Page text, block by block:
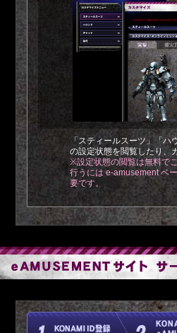
「スティールスーツ」「
の設定状態を閲覧したり、
※設定状態の閲覧は無料で
行うには e-amusement ベ
要です。